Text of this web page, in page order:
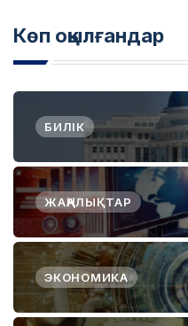
Көп оқылғандар
БИЛІК
ЖАҢАЛЫҚТАР
ЭКОНОМИКА